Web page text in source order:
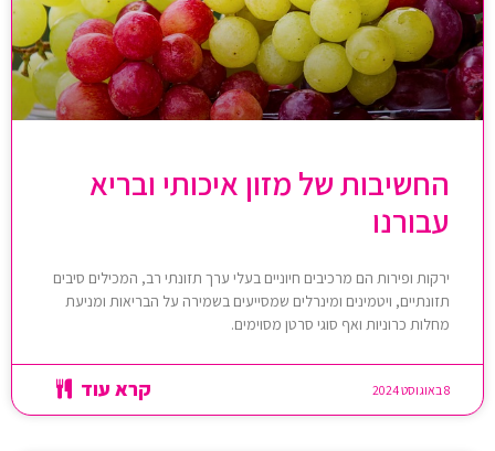
החשיבות של מזון איכותי ובריא
עבורנו
ירקות ופירות הם מרכיבים חיוניים בעלי ערך תזונתי רב, המכילים סיבים
תזונתיים, ויטמינים ומינרלים שמסייעים בשמירה על הבריאות ומניעת
מחלות כרוניות ואף סוגי סרטן מסוימים.
קרא עוד 8 באוגוסט 2024